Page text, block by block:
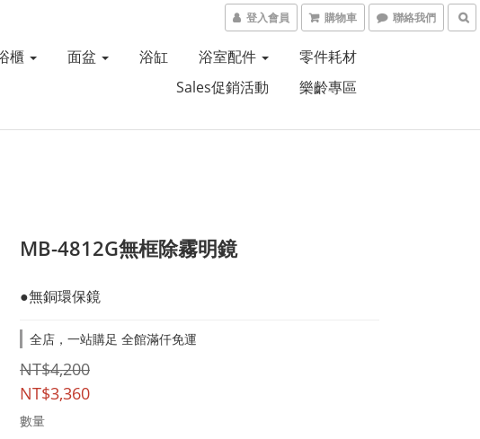
登入會員 購物車 聯絡我們
櫃 面盆 浴缸 浴室配件
零件耗材
Sales促銷活動
樂齡專區
MB-4812G無框除霧明鏡
●無銅環保鏡
全店，一站購足 全館滿仟免運
NT$4,200
NT$3,360
數量